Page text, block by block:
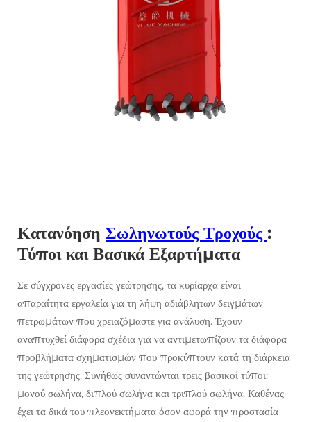
Κατανόηση Σωληνωτούς Τροχούς :
Τύποι και Βασικά Εξαρτήματα
Σε σύγχρονες εργασίες γεώτρησης, τα κυρίαρχα είναι
απαραίτητα εργαλεία για τη λήψη αδιάβλητων δειγμάτων
πετρωμάτων που χρειαζόμαστε για ανάλυση. Έχουν
αναπτυχθεί διάφορα σχέδια για να αντιμετωπίζουν τα διάφορα
προβλήματα σχηματισμών που προκύπτουν κατά τη διάρκεια
της γεώτρησης. Συνήθως συναντώνται τρεις βασικοί τύποι:
μονού σωλήνα, διπλού σωλήνα και τριπλού σωλήνα. Καθένας
έχει τα δικά του πλεονεκτήματα όσον αφορά την προστασία